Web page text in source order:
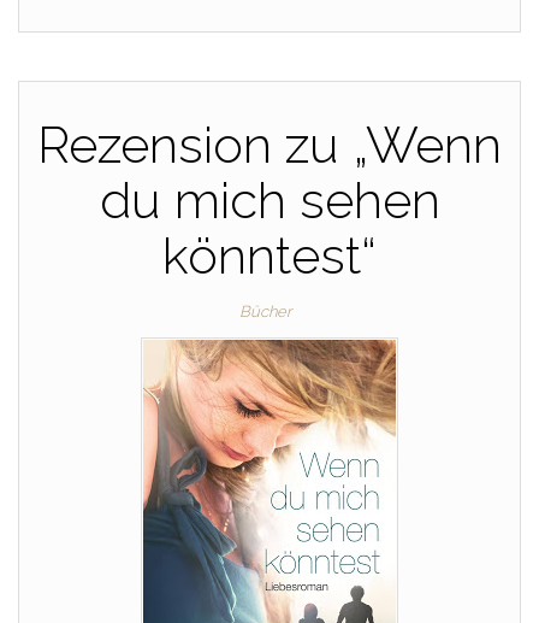
Rezension zu „Wenn
du mich sehen
könntest“
Bücher